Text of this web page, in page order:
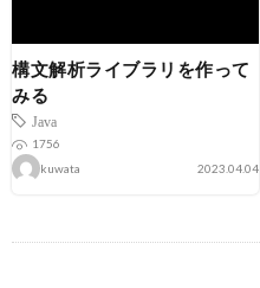
構文解析ライブラリを作って
みる
Java
1756
kuwata
2023.04.04